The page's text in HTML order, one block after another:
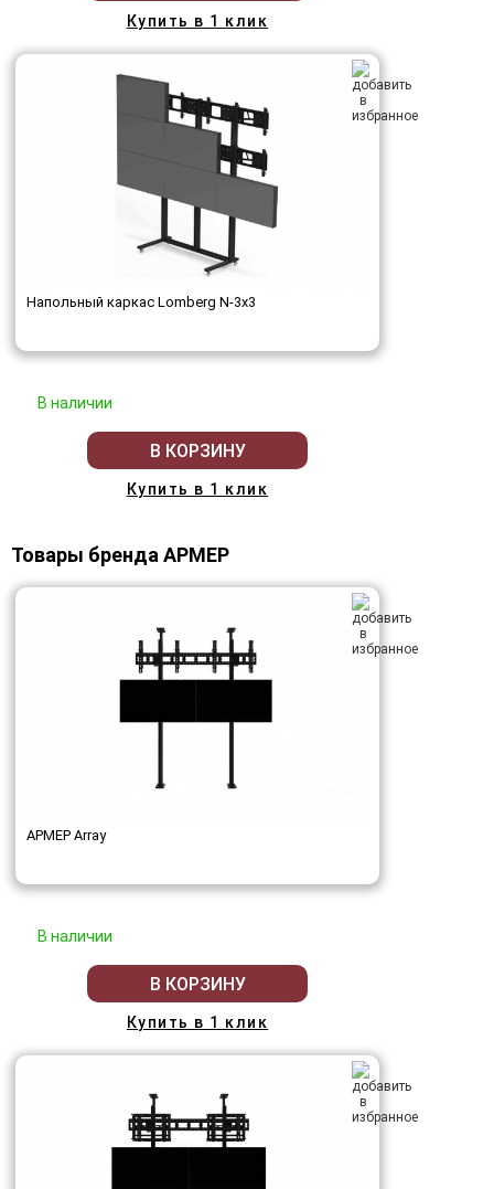
Купить в 1 клик
Напольный каркас Lomberg N-3х3
В наличии
В КОРЗИНУ
Купить в 1 клик
Товары бренда АРМЕР
АРМЕР Array
В наличии
В КОРЗИНУ
Купить в 1 клик